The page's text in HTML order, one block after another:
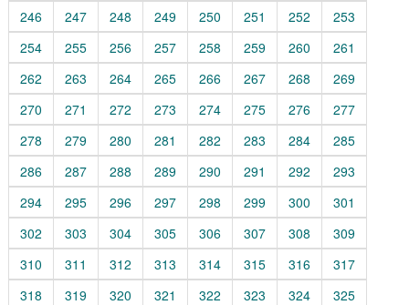
246
247 248 249 250 251 252
253
254
255 256 257 258 259 260
261
262
263 264 265 266 267 268
269
270
271 272 273 274 275 276
277
278
279 280 281 282 283 284
285
286
287 288 289 290 291 292
293
294
295 296 297 298 299 300
301
302
303 304 305 306 307 308
309
310
311 312 313 314 315 316
317
318
319 320 321 322 323 324
325